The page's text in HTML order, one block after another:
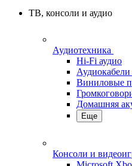
ТВ, консоли и аудио
Аудиотехника
Hi-Fi аудио
Виниловые
Домашняя
Еще
Консоли и